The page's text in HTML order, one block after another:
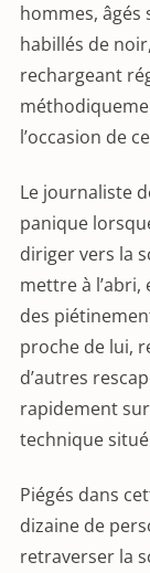
hommes, âgés
habillés de
rechargeant
l’occasion de
Le journaliste
panique
diriger vers la
mettre à
des
proche de lui,
d’autres
rapidement
technique
Piégés dans
dizaine de
retraverser la